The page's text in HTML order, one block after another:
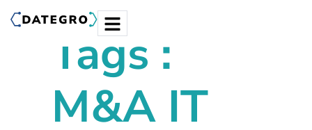
Tags :
M&A IT